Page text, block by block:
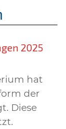
2025
hat
der
Diese